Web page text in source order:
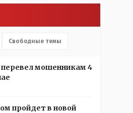
Свободные темы
мошенникам 4
пройдет в новой